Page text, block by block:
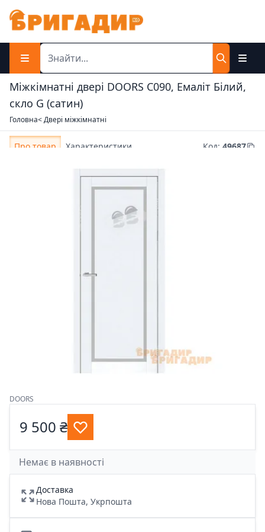
Міжкімнатні двері DOORS С090, Емаліт Білий,
скло G (сатин)
Головна< Двері міжкімнатні
Про товар Характеристики Код: 49687
DOORS
9 500 ₴
Немає в наявності
Доставка
Нова Пошта, Укрпошта